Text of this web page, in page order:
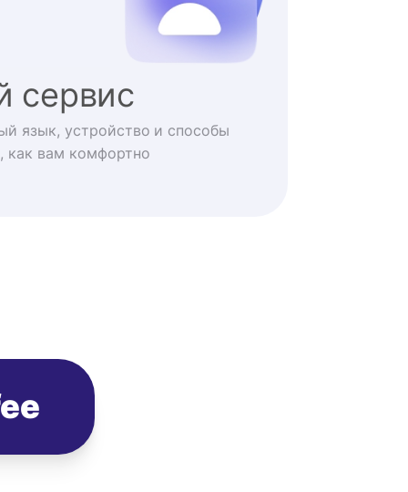
сервис
язык, устройство и способы
как вам комфортно